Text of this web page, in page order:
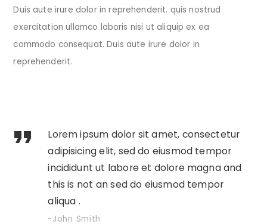
Duis aute irure dolor in reprehenderit. quis nostrud
exercitation ullamco laboris nisi ut aliquip ex ea
commodo consequat. Duis aute irure dolor in
reprehenderit.
Lorem ipsum dolor sit amet, consectetur
adipisicing elit, sed do eiusmod tempor
incididunt ut labore et dolore magna and
this is not an sed do eiusmod tempor
aliqua .
John Smith